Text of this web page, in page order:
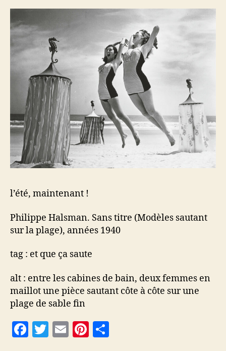
!
l’été, maintenant !
Philippe Halsman. Sans titre (Modèles sautant
sur la plage), années 1940
tag : et que ça saute
alt : entre les cabines de bain, deux femmes en
maillot une pièce sautant côte à côte sur une
plage de sable fin
F
T
E
Pi